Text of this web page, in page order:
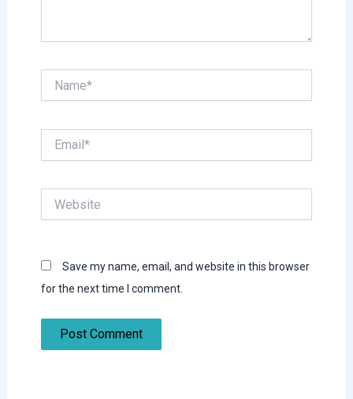
Save my name, email, and website in this browser
for the next time I comment.